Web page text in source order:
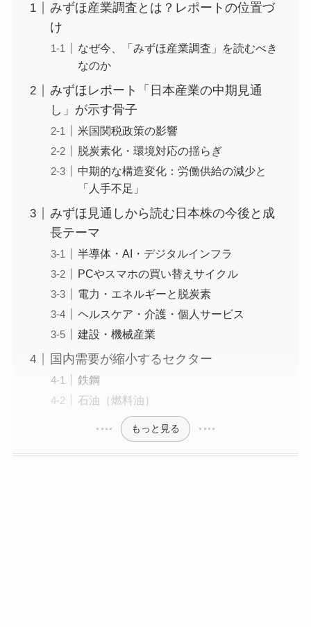
みずほ産業調査とは？レポートの位置づ
け
なぜ今、「みずほ産業調査」を読むべき
なのか
みずほレポート「日本産業の中期見通
し」が示す骨子
米国関税政策の影響
脱炭素化・環境対応の揺らぎ
中期的な構造変化：労働供給の減少と
「人手不足」
みずほ見通しから読む日本株の今後と成
長テーマ
半導体・AI・デジタルインフラ
PCやスマホの買い替えサイクル
電力・エネルギーと脱炭素
ヘルスケア・介護・個人サービス
建設・機械産業
国内需要が縮小するセクター
鉄鋼
石油（燃料油）
もっと見る